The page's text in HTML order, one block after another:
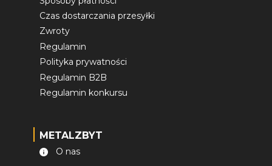
Czas dostarczania przesyłki
Zwroty
Regulamin
Polityka prywatności
Regulamin B2B
Regulamin konkursu
METALZBYT
O nas